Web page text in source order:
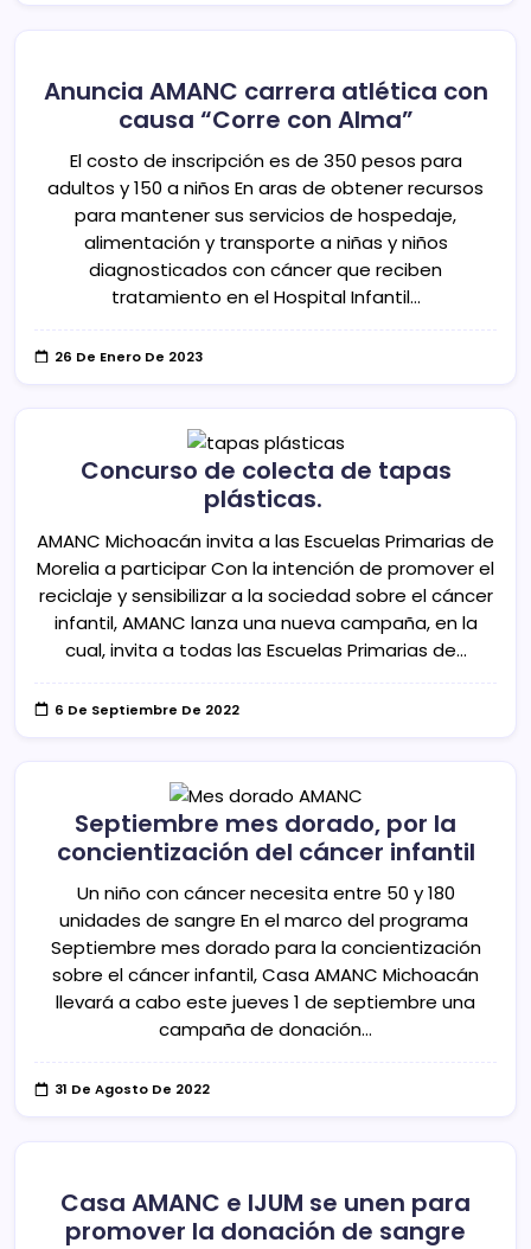
Anuncia AMANC carrera atlética con
causa “Corre con Alma”
El costo de inscripción es de 350 pesos para
adultos y 150 a niños En aras de obtener recursos
para mantener sus servicios de hospedaje,
alimentación y transporte a niñas y niños
diagnosticados con cáncer que reciben
tratamiento en el Hospital Infantil…
26 De Enero De 2023
Concurso de colecta de tapas
plásticas.
AMANC Michoacán invita a las Escuelas Primarias de
Morelia a participar Con la intención de promover el
reciclaje y sensibilizar a la sociedad sobre el cáncer
infantil, AMANC lanza una nueva campaña, en la
cual, invita a todas las Escuelas Primarias de…
6 De Septiembre De 2022
Septiembre mes dorado, por la
concientización del cáncer infantil
Un niño con cáncer necesita entre 50 y 180
unidades de sangre En el marco del programa
Septiembre mes dorado para la concientización
sobre el cáncer infantil, Casa AMANC Michoacán
llevará a cabo este jueves 1 de septiembre una
campaña de donación…
31 De Agosto De 2022
Casa AMANC e IJUM se unen para
promover la donación de sangre